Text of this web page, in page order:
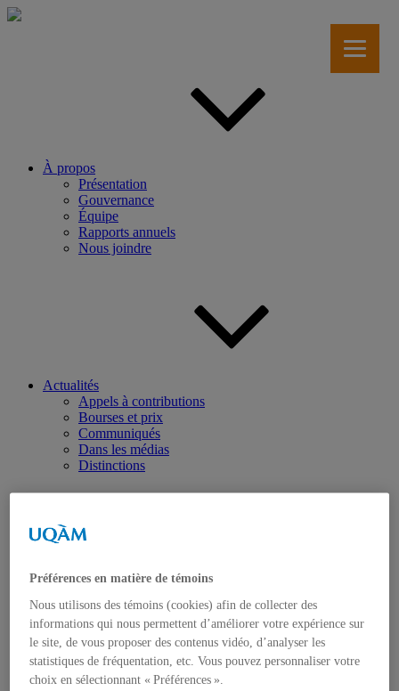
Aller
À propos
Présentation
Gouvernance
Équipe
Rapports annuels
Nous joindre
Actualités
Appels à contributions
Bourses et prix
Communiqués
Dans les médias
Distinctions
Activités
Événements à venir
Archives et bilans
Colloque international CRISES
Perspectives et dialogue
Vidéos et baladodiffusions
Préférences en matière de témoins
Nous utilisons des témoins (cookies) afin de collecter des
informations qui nous permettent d’améliorer votre expérience sur
le site, de vous proposer des contenus vidéo, d’analyser les
statistiques de fréquentation, etc. Vous pouvez personnaliser votre
choix en sélectionnant « Préférences ».